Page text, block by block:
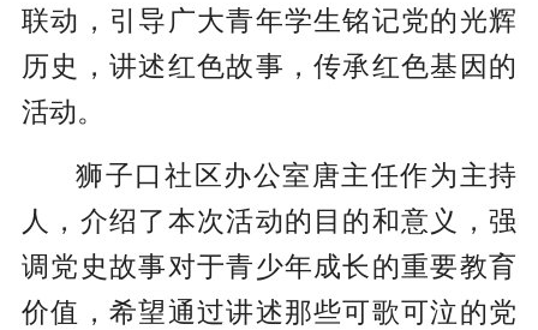
联动，引导广大青年学生铭记党的光辉
历史，讲述红色故事，传承红色基因的
活动。
狮子口社区办公室唐主任作为主持
人，介绍了本次活动的目的和意义，强
调党史故事对于青少年成长的重要教育
价值，希望通过讲述那些可歌可泣的党